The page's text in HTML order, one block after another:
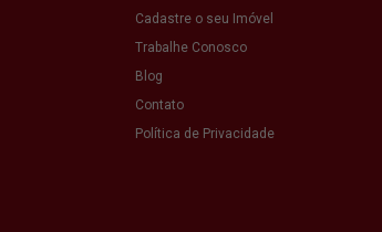
Cadastre o seu Imóvel
Trabalhe Conosco
Blog
Contato
Política de Privacidade